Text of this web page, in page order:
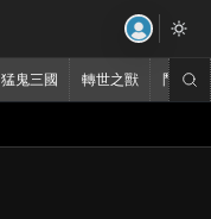
猛鬼三國 轉世之獸 鬥破蒼